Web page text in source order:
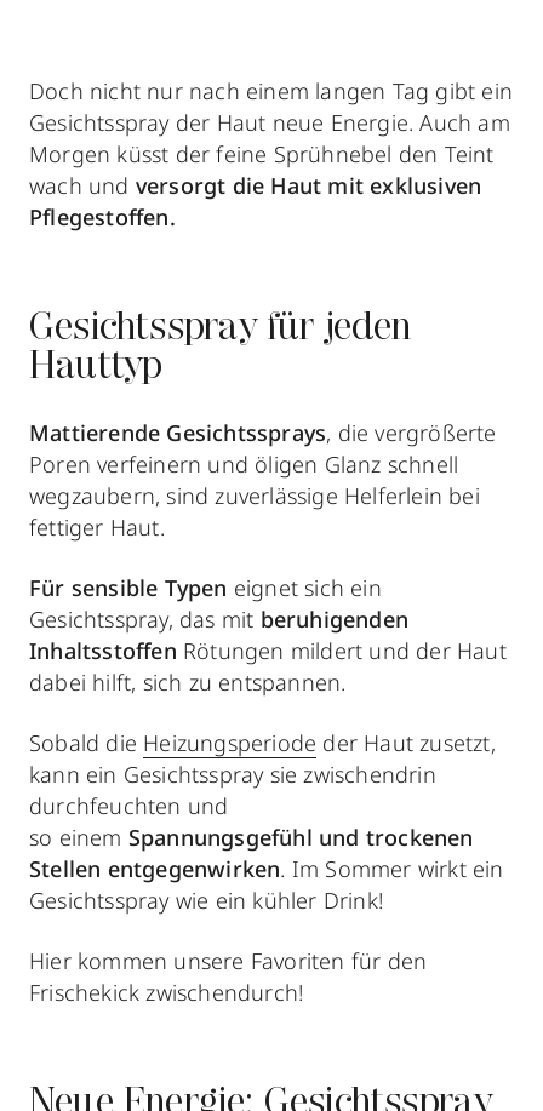
Doch nicht nur nach einem langen Tag gibt ein
Gesichtsspray der Haut neue Energie. Auch am
Morgen küsst der feine Sprühnebel den Teint
wach und versorgt die Haut mit exklusiven
Pflegestoffen.
Gesichtsspray für jeden
Hauttyp
Mattierende Gesichtssprays, die vergrößerte
Poren verfeinern und öligen Glanz schnell
wegzaubern, sind zuverlässige Helferlein bei
fettiger Haut.
Für sensible Typen eignet sich ein
Gesichtsspray, das mit beruhigenden
Inhaltsstoffen Rötungen mildert und der Haut
dabei hilft, sich zu entspannen.
Sobald die Heizungsperiode der Haut zusetzt,
kann ein Gesichtsspray sie zwischendrin
durchfeuchten und
so einem Spannungsgefühl und trockenen
Stellen entgegenwirken. Im Sommer wirkt ein
Gesichtsspray wie ein kühler Drink!
Hier kommen unsere Favoriten für den
Frischekick zwischendurch!